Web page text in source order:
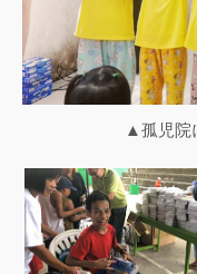
▲孤児院